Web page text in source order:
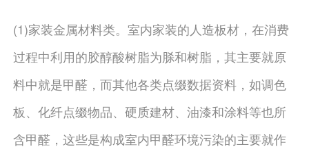
(1)家装金属材料类。室内家装的人造板材，在消费
过程中利用的胶醇酸树脂为脎和树脂，其主要就原
料中就是甲醛，而其他各类点缀数据资料，如调色
板、化纤点缀物品、硬质建材、油漆和涂料等也所
含甲醛，这些是构成室内甲醛环境污染的主要就作